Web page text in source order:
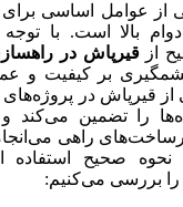
از عوامل اساسی برای
بالا است. با توجه
ازقیرپاش در
بر کیفیت و
از قیرپاش در
را تضمین می‌کند
راهی
نحوه صحیح استفاده
بررسی می‌کنیم: